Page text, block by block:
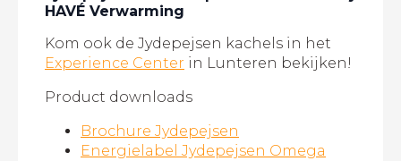
HAVÉ Verwarming
Kom ook de Jydepejsen kachels in het
Experience Center in Lunteren bekijken!
Product downloads
Brochure Jydepejsen
Energielabel Jydepejsen Omega